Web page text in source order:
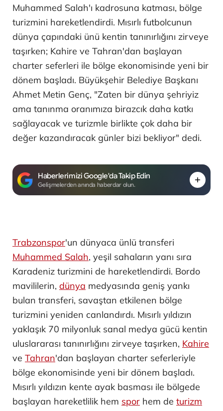
Muhammed Salah'ı kadrosuna katması, bölge
turizmini hareketlendirdi. Mısırlı futbolcunun
dünya çapındaki ünü kentin tanınırlığını zirveye
taşırken; Kahire ve Tahran'dan başlayan
charter seferleri ile bölge ekonomisinde yeni bir
dönem başladı. Büyükşehir Belediye Başkanı
Ahmet Metin Genç, "Zaten bir dünya şehriyiz
ama tanınma oranımıza birazcık daha katkı
sağlayacak ve turizmle birlikte çok daha bir
değer kazandıracak günler bizi bekliyor" dedi.
Haberlerimizi Google'da Takip Edin
Gelişmelerden anında haberdar olun.
Trabzonspor'un dünyaca ünlü transferi
Muhammed Salah, yeşil sahaların yanı sıra
Karadeniz turizmini de hareketlendirdi. Bordo
mavililerin, dünya medyasında geniş yankı
bulan transferi, savaştan etkilenen bölge
turizmini yeniden canlandırdı. Mısırlı yıldızın
yaklaşık 70 milyonluk sanal medya gücü kentin
uluslararası tanınırlığını zirveye taşırken, Kahire
ve Tahran'dan başlayan charter seferleriyle
bölge ekonomisinde yeni bir dönem başladı.
Mısırlı yıldızın kente ayak basması ile bölgede
başlayan hareketlilik hem spor hem de turizm